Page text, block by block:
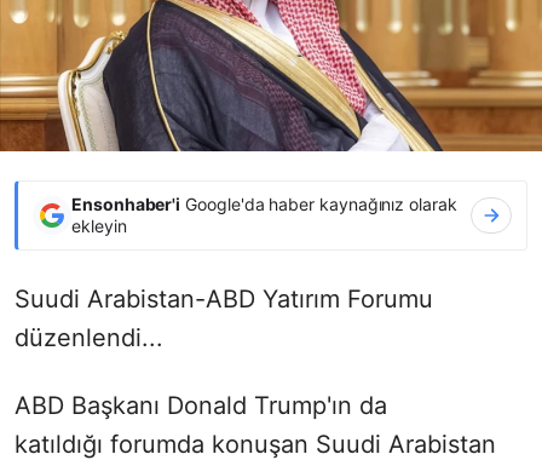
Ensonhaber'i Google'da haber kaynağınız olarak
ekleyin
Suudi Arabistan-ABD Yatırım Forumu
düzenlendi...
ABD Başkanı Donald Trump'ın da
katıldığı forumda konuşan Suudi Arabistan